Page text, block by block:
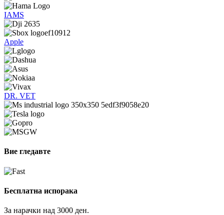
IAMS
Apple
DR. VET
Вие гледавте
Бесплатна испорака
За нарачки над 3000 ден.